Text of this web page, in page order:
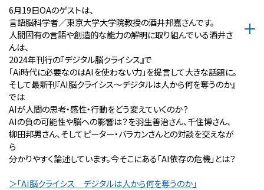
6月19日OAのゲストは、
言語脳科学者／東京大学大学院教授の酒井邦嘉さんです。
人間固有の言語や創造的な能力の解明に取り組んでいる酒井さ
んは、
2024年刊行の『デジタル脳クライシス』で
「Ai時代に必要なのはAIを使わない力」を提言して大きな話題に。
そして最新刊『AI脳クライシス〜デジタルは人から何を奪うのか』
では
AIが人間の思考・感性・行動をどう変えていくのか？
AIの負の可能性や脳への影響は？を羽生善治さん、千住博さん、
柳田邦男さん、そしてピーター・バラカンさんとの対談を交えなが
ら
分かりやすく論述しています。今そこにある「AI依存の危機」とは？
＞「AI脳クライシス デジタルは人から何を奪うのか」